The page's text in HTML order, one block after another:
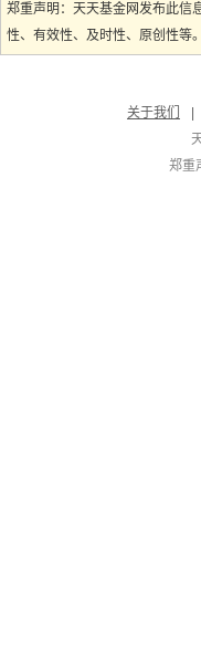
郑重声明：天天基金网发布此信
性、有效性、及时性、原创性等
关于我们
郑重